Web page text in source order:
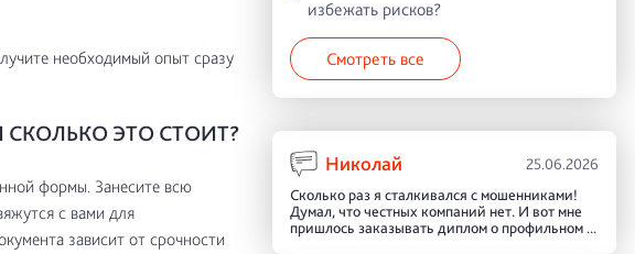
необходимый опыт сразу
СКОЛЬКО ЭТО СТОИТ?
формы. Занесите всю
с вами для
зависит от срочности
избежать рисков?
Смотреть все
Николай 25.06.2026
Сколько раз я сталкивался с мошенниками!
Думал, что честных компаний нет. И вот мне
пришлось заказывать диплом о профильном ...